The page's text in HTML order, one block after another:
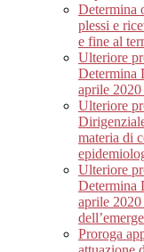
Determina
plessi e
e fine al
Ulteriore
Determina
aprile
Ulteriore
materia di
Ulteriore
Determina
aprile
Proroga